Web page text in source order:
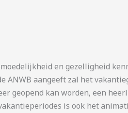
en gezelligheid
ANWB aangeeft zal het
geopend kan worden, een
is ook het